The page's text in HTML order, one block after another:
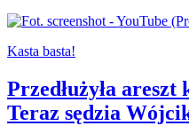
Kasta basta!
Przedłużyła areszt
Teraz sędzia